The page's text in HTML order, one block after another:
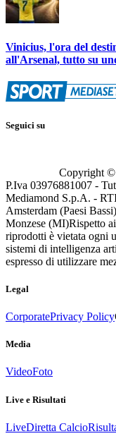
Vinicius, l'ora del
all'Arsenal, tutto su
Seguici su
Copyright
P.Iva 03976881007 -
Mediamond S.p.A. -
Amsterdam (Paesi
Monzese (MI)Rispetto
riprodotti è vietata ogni
sistemi di intelligenza
espresso di utilizzare
Legal
CorporatePrivacy Policy
Media
VideoFoto
Live e Risultati
LiveDiretta Calcio